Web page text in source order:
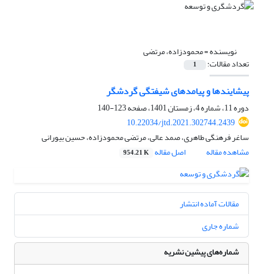
نویسنده =محمودزاده، مرتضی
تعداد مقالات: 1
پیشایندها و پیامدهای شیفتگی گردشگر
دوره 11، شماره 4، زمستان 1401، صفحه
123-140
10.22034/jtd.2021.302744.2439
ساغر فرهنگی طاهری، صمد عالی، مرتضی محمودزاده، حسین بیورانی
مشاهده مقاله
اصل مقاله 954.21 K
مقالات آماده انتشار
شماره جاری
شماره‌های پیشین نشریه